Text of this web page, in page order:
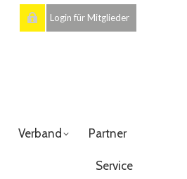
Login für Mitglieder
Verband Partner
Service